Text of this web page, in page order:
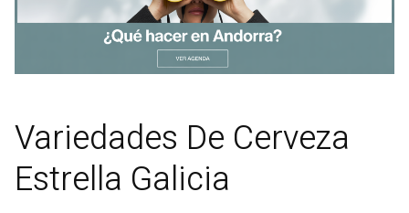
Variedades De Cerveza
Estrella Galicia